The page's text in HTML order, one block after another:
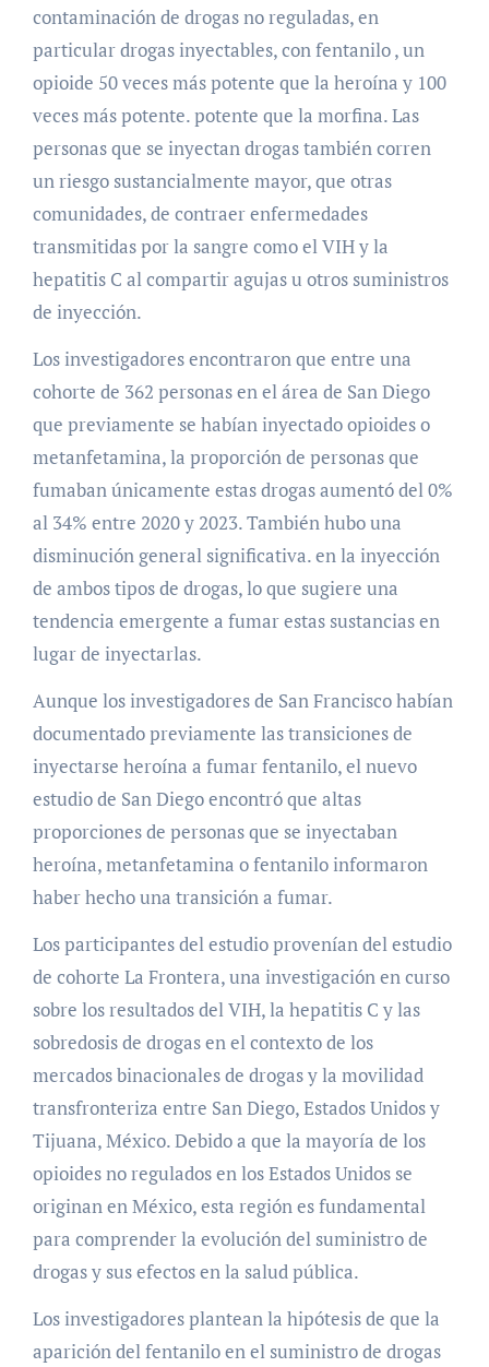
contaminación de drogas no reguladas, en
particular drogas inyectables, con fentanilo , un
opioide 50 veces más potente que la heroína y 100
veces más potente. potente que la morfina. Las
personas que se inyectan drogas también corren
un riesgo sustancialmente mayor, que otras
comunidades, de contraer enfermedades
transmitidas por la sangre como el VIH y la
hepatitis C al compartir agujas u otros suministros
de inyección.
Los investigadores encontraron que entre una
cohorte de 362 personas en el área de San Diego
que previamente se habían inyectado opioides o
metanfetamina, la proporción de personas que
fumaban únicamente estas drogas aumentó del 0%
al 34% entre 2020 y 2023. También hubo una
disminución general significativa. en la inyección
de ambos tipos de drogas, lo que sugiere una
tendencia emergente a fumar estas sustancias en
lugar de inyectarlas.
Aunque los investigadores de San Francisco habían
documentado previamente las transiciones de
inyectarse heroína a fumar fentanilo, el nuevo
estudio de San Diego encontró que altas
proporciones de personas que se inyectaban
heroína, metanfetamina o fentanilo informaron
haber hecho una transición a fumar.
Los participantes del estudio provenían del estudio
de cohorte La Frontera, una investigación en curso
sobre los resultados del VIH, la hepatitis C y las
sobredosis de drogas en el contexto de los
mercados binacionales de drogas y la movilidad
transfronteriza entre San Diego, Estados Unidos y
Tijuana, México. Debido a que la mayoría de los
opioides no regulados en los Estados Unidos se
originan en México, esta región es fundamental
para comprender la evolución del suministro de
drogas y sus efectos en la salud pública.
Los investigadores plantean la hipótesis de que la
aparición del fentanilo en el suministro de drogas